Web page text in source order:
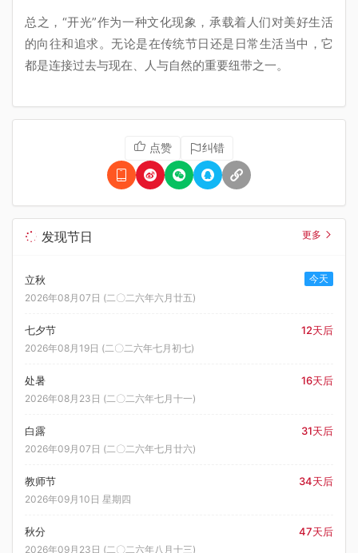
总之，“开光”作为一种文化现象，承载着人们对美好生活
的向往和追求。无论是在传统节日还是日常生活当中，它
都是连接过去与现在、人与自然的重要纽带之一。
点赞 纠错
发现节日 更多
立秋
今天
2026年08月07日 (二〇二六年六月廿五)
七夕节 12天后
2026年08月19日 (二〇二六年七月初七)
处暑 16天后
2026年08月23日 (二〇二六年七月十一)
白露 31天后
2026年09月07日 (二〇二六年七月廿六)
教师节 34天后
2026年09月10日 星期四
秋分 47天后
2026年09月23日 (二〇二六年八月十三)